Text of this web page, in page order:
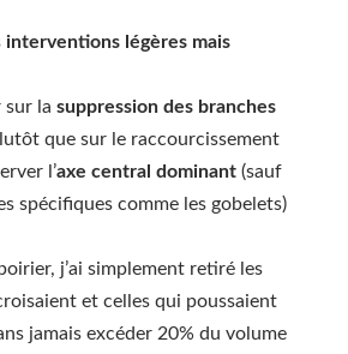
interventions légères mais
sur la suppression des branches
que sur le raccourcissement
l’axe central dominant (sauf
spécifiques comme les gobelets)
j’ai simplement retiré les
et celles qui poussaient
jamais excéder 20% du volume